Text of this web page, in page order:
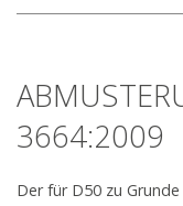
3664:2009
Der für D50 zu